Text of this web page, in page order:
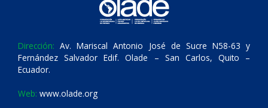
Dirección: Av. Mariscal Antonio José de Sucre N58-63 y
Fernández Salvador Edif. Olade – San Carlos, Quito –
Ecuador.
Web: www.olade.org